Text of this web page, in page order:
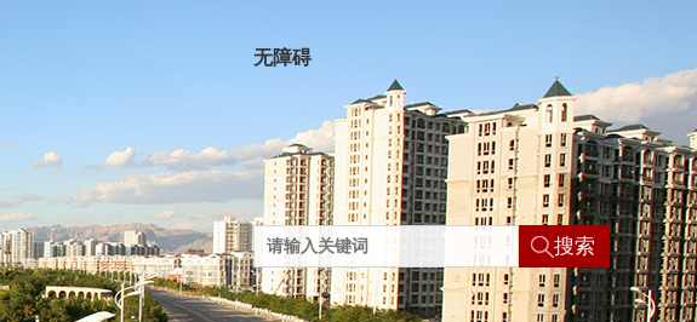
无障碍
搜索